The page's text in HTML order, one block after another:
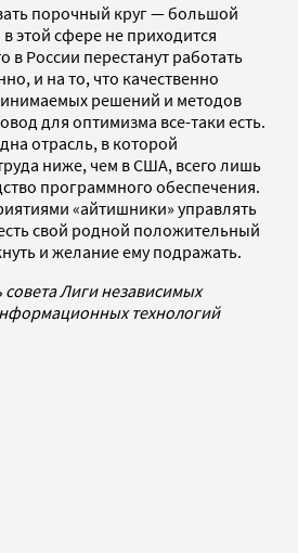
порочный круг — большой
этой сфере не приходится
в России перестанут работать
и на то, что качественно
решений и методов
для оптимизма все-таки есть.
отрасль, в которой
ниже, чем в США, всего лишь
программного обеспечения.
«айтишники» управлять
свой родной положительный
и желание ему подражать.
Лиги независимых
технологий